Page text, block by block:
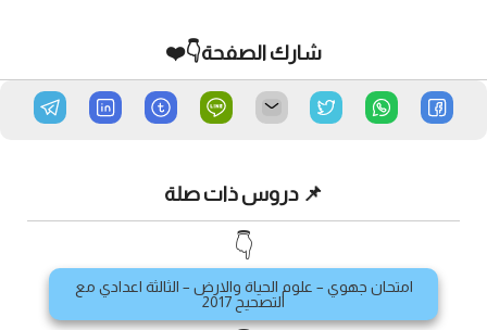
شارك الصفحة👇❤️
📌 دروس ذات صلة
👇
امتحان جهوي – علوم الحياة والارض – الثالثة اعدادي مع
التصحيح 2017